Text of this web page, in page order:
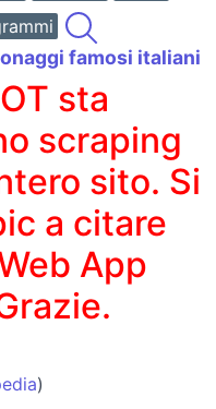
famosi italiani
sta
scraping
sito. Si
a citare
App
)